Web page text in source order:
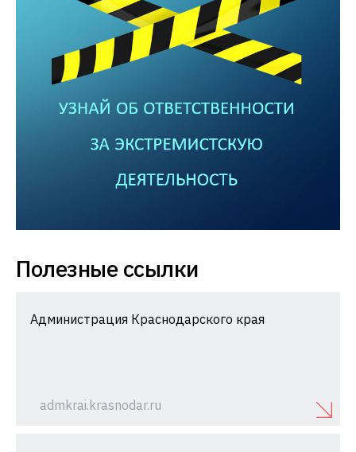
Полезные ссылки
Администрация Краснодарского края
admkrai.krasnodar.ru